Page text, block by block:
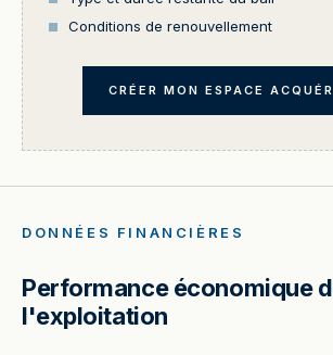
Conditions de renouvellement
CRÉER MON ESPACE
DONNÉES FINANCIÈRES
Performance économique
l'exploitation